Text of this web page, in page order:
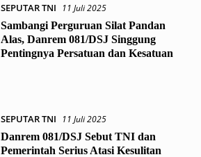
SEPUTAR TNI
11 Juli 2025
Sambangi Perguruan Silat Pandan
Alas, Danrem 081/DSJ Singgung
Pentingnya Persatuan dan Kesatuan
SEPUTAR TNI
11 Juli 2025
Danrem 081/DSJ Sebut TNI dan
Pemerintah Serius Atasi Kesulitan